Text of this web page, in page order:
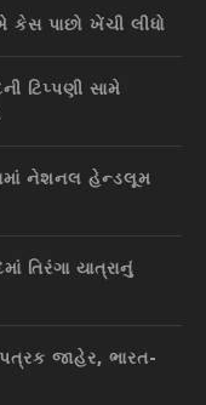
કેસ પાછો ખેંચી લીધો
ટિપ્પણી સામે
નેશનલ હેન્ડલૂમ
તિરંગા યાત્રાનું
જાહેર, ભારત-